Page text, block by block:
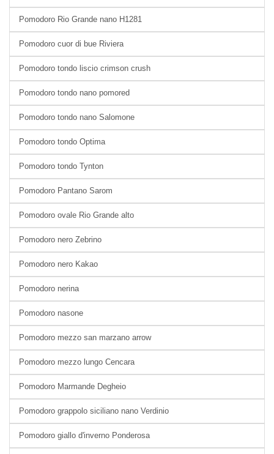
Pomodoro Rio Grande nano H1281
Pomodoro cuor di bue Riviera
Pomodoro tondo liscio crimson crush
Pomodoro tondo nano pomored
Pomodoro tondo nano Salomone
Pomodoro tondo Optima
Pomodoro tondo Tynton
Pomodoro Pantano Sarom
Pomodoro ovale Rio Grande alto
Pomodoro nero Zebrino
Pomodoro nero Kakao
Pomodoro nerina
Pomodoro nasone
Pomodoro mezzo san marzano arrow
Pomodoro mezzo lungo Cencara
Pomodoro Marmande Degheio
Pomodoro grappolo siciliano nano Verdinio
Pomodoro giallo d'inverno Ponderosa